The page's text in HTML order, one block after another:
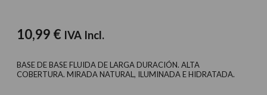
10,99 € IVA Incl.
BASE DE BASE FLUIDA DE LARGA DURACIÓN. ALTA
COBERTURA. MIRADA NATURAL, ILUMINADA E HIDRATADA.